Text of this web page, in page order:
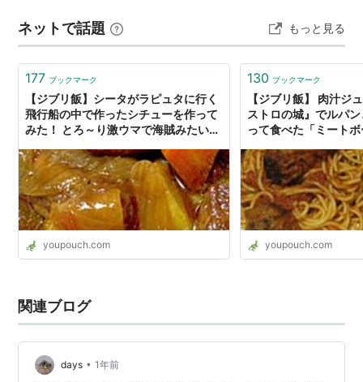
て気持ちになるんです。 ポルコのパスタ＝大人の憧れ ジ
ブリ作品って食べ物のシーンがどれも美味しそうに描か
れてますけど、『紅の豚』はちょっと…
ネットで話題 もっと見る
177 ブックマーク
【ジブリ飯】シータがラピュタに行く
飛行船の中で作ったシチューを作って
みた！ とろ～り激ウマで海賊みたいに
youpouch.com
130 ブックマーク
【ジブリ飯】 肉汁ジ
ストロの城』でルパ
って食べた「ミート
youpouch.com
関連ブログ
days • 1年前